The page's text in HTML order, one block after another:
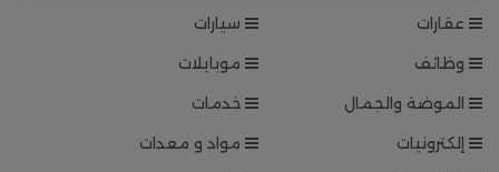
عقارات
سيارات
وظائف
موبايلات
الموضة والجمال
خدمات
إلكترونيات
مواد و معدات